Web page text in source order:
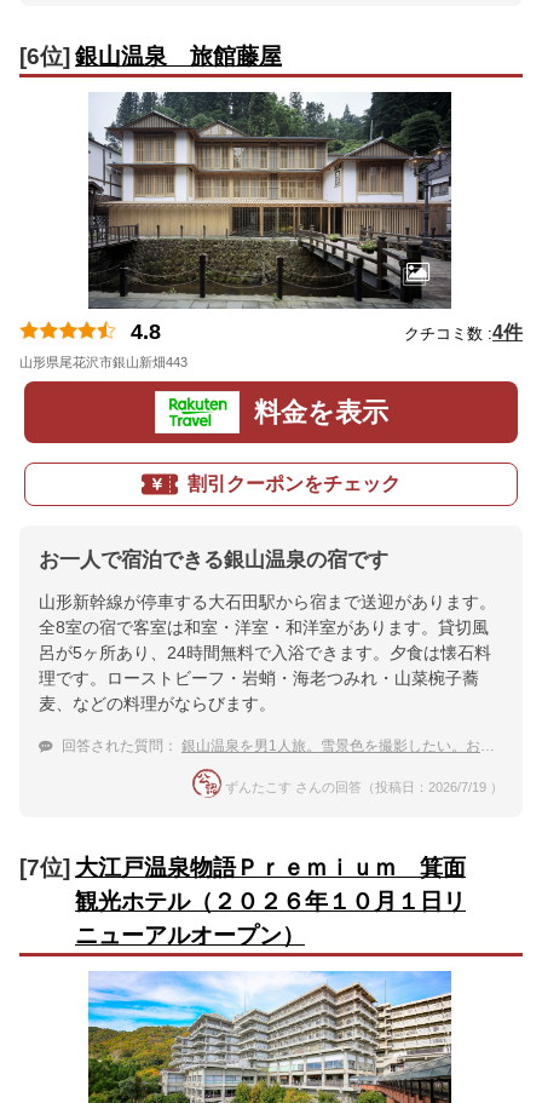
[6位] 銀山温泉 旅館藤屋
4.8 クチコミ数 :4件
山形県尾花沢市銀山新畑443
料金を表示
割引クーポンをチェック
お一人で宿泊できる銀山温泉の宿です
山形新幹線が停車する大石田駅から宿まで送迎があります。
全8室の宿で客室は和室・洋室・和洋室があります。貸切風
呂が5ヶ所あり、24時間無料で入浴できます。夕食は懐石料
理です。ローストビーフ・岩蛸・海老つみれ・山菜椀子蕎
麦、などの料理がならびます。
回答された質問： 銀山温泉を男1人旅。雪景色を撮影したい。おすすめ宿は？
ずんたこす さんの回答（投稿日：2026/7/19 ）
[7位] 大江戸温泉物語Ｐｒｅｍｉｕｍ 箕面
観光ホテル（２０２６年１０月１日リ
ニューアルオープン）